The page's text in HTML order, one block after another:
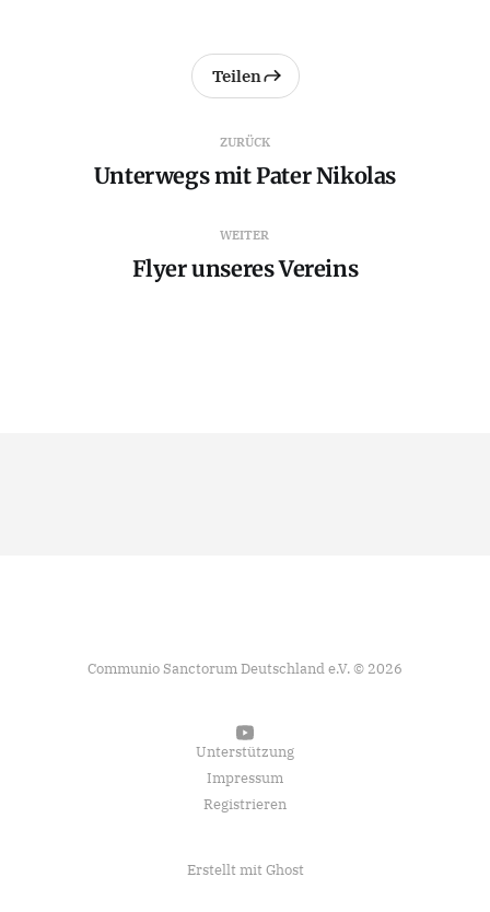
ZURÜCK
Unterwegs mit Pater Nikolas
Teilen
WEITER
Flyer unseres Vereins
Communio Sanctorum Deutschland e.V. © 2026
Unterstützung
Impressum
Registrieren
Erstellt mit Ghost